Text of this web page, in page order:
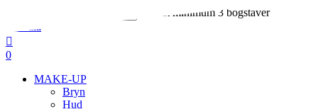
main
content
Indtast minimum 3 bogstaver
Search
search
0
MAKE-UP
Bryn
Hud